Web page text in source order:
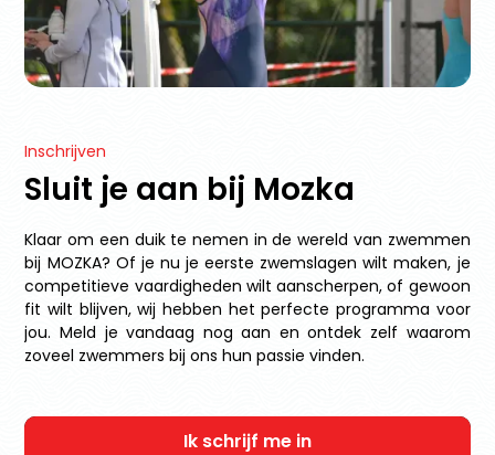
Inschrijven
Sluit je aan bij Mozka
Klaar om een duik te nemen in de wereld van zwemmen
bij MOZKA? Of je nu je eerste zwemslagen wilt maken, je
competitieve vaardigheden wilt aanscherpen, of gewoon
fit wilt blijven, wij hebben het perfecte programma voor
jou. Meld je vandaag nog aan en ontdek zelf waarom
zoveel zwemmers bij ons hun passie vinden.
Ik schrijf me in